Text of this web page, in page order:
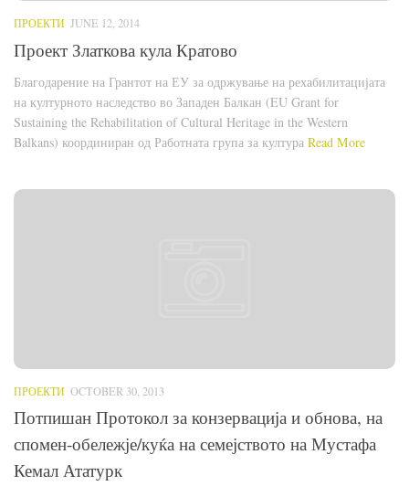
ПРОЕКТИ JUNE 12, 2014
Проект Златкова кула Кратово
Благодарение на Грантот на ЕУ за одржување на рехабилитацијата
на културното наследство во Западен Балкан (EU Grant for
Sustaining the Rehabilitation of Cultural Heritage in the Western
Balkans) координиран од Работната група за култура Read More
ПРОЕКТИ OCTOBER 30, 2013
Потпишан Протокол за конзервација и обнова, на
спомен-обележје/куќа на семејството на Мустафа
Кемал Ататурк